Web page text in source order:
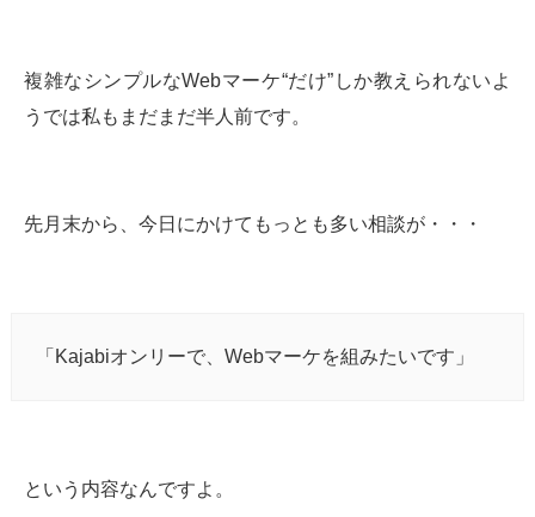
複雑なシンプルなWebマーケ“だけ”しか教えられないよ
うでは私もまだまだ半人前です。
先月末から、今日にかけてもっとも多い相談が・・・
「Kajabiオンリーで、Webマーケを組みたいです」
という内容なんですよ。